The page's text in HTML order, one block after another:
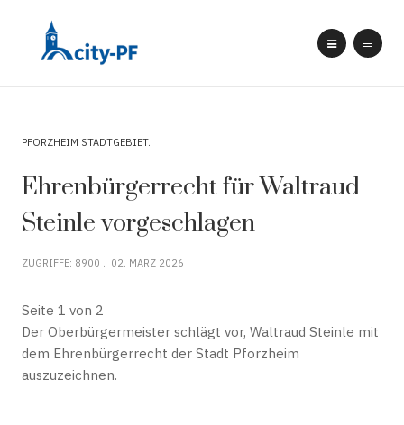
PFORZHEIM STADTGEBIET
Ehrenbürgerrecht für Waltraud
Steinle vorgeschlagen
ZUGRIFFE: 8900 02. MÄRZ 2026
Seite 1 von 2
Der Oberbürgermeister schlägt vor, Waltraud Steinle mit
dem Ehrenbürgerrecht der Stadt Pforzheim
auszuzeichnen.